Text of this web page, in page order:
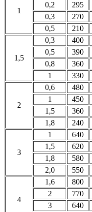
1
0,2
295
0,3
270
0,5
210
1,5
0,3 400
0,5
390
0,8
360
1
330
2
0,6 480
1
450
1,5
360
1,8
240
3
1 640
1,5
620
1,8
580
2,0
550
4
1,6 800
2
770
3
640